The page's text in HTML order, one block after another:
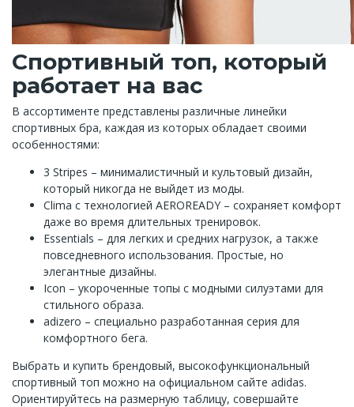
Спортивный топ, который
работает на вас
В ассортименте представлены различные линейки
спортивных бра, каждая из которых обладает своими
особенностями:
3 Stripes – минималистичный и культовый дизайн,
который никогда не выйдет из моды.
Clima с технологией AEROREADY – сохраняет комфорт
даже во время длительных тренировок.
Essentials – для легких и средних нагрузок, а также
повседневного использования. Простые, но
элегантные дизайны.
Icon – укороченные топы с модными силуэтами для
стильного образа.
adizero – специально разработанная серия для
комфортного бега.
Выбрать и купить брендовый, высокофункциональный
спортивный топ можно на официальном сайте adidas.
Ориентируйтесь на размерную таблицу, совершайте